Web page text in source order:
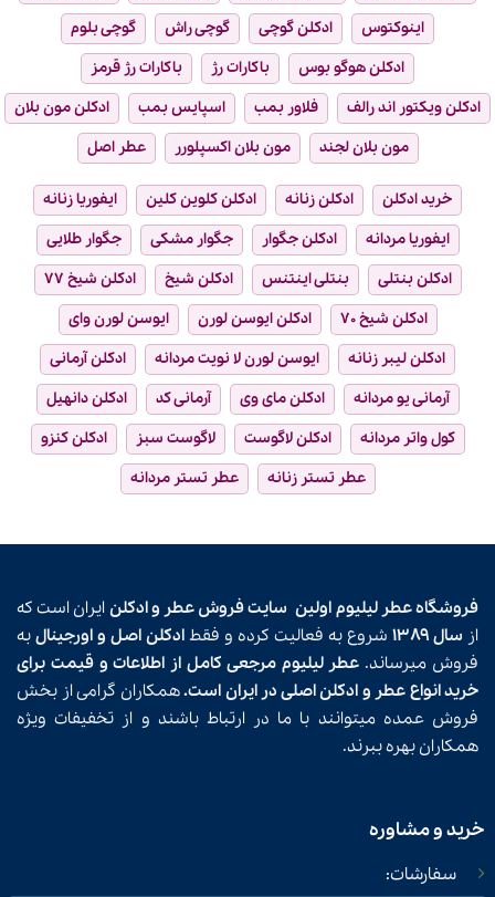
اینوکتوس
ادکلن گوچی گوچی راش
گوچی بلوم
ادکلن هوگو بوس
باکارات رژ
باکارات رژ قرمز
ادکلن ویکتور اند رالف
فلاور بمب اسپایس بمب
ادکلن مون بلان
مون بلان لجند
مون بلان اکسپلورر عطر اصل
خرید ادکلن ادکلن زنانه ادکلن کلوین کلین
ایفوریا زنانه
ایفوریا مردانه
ادکلن جگوار جگوار مشکی
جگوار طلایی
ادکلن بنتلی
بنتلی اینتنس ادکلن شیخ
ادکلن شیخ ۷۷
ادکلن شیخ ۷۰
ادکلن ایوسن لورن
ایوسن لورن وای
ادکلن لیبر زنانه
ایوسن لورن لا نویت مردانه
ادکلن آرمانی
آرمانی یو مردانه
ادکلن مای وی آرمانی کد
ادکلن دانهیل
کول واتر مردانه
ادکلن لاگوست لاگوست سبز
ادکلن کنزو
عطر تستر زنانه
عطر تستر مردانه
فروشگاه عطر لیلیوم اولین سایت فروش عطر و ادکلن ایران است که
از سال ۱۳۸۹ شروع به فعالیت کرده و فقط ادکلن اصل و اورجینال به
فروش میرساند. عطر لیلیوم مرجعی کامل از اطلاعات و قیمت برای
خرید انواع عطر و ادکلن اصلی در ایران است.همکاران گرامی از بخش
فروش عمده میتوانند با ما در ارتباط باشند و از تخفیفات ویژه
همکاران بهره ببرند.
خرید و مشاوره
سفارشات: